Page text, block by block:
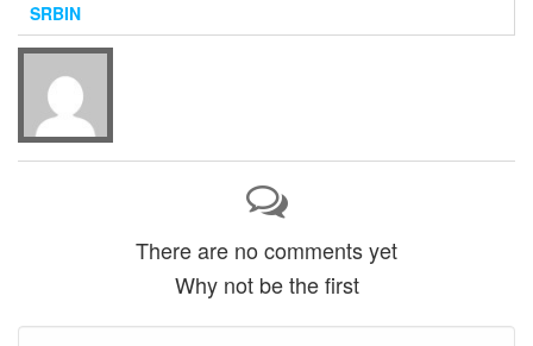
SRBIN
There are no comments yet
Why not be the first